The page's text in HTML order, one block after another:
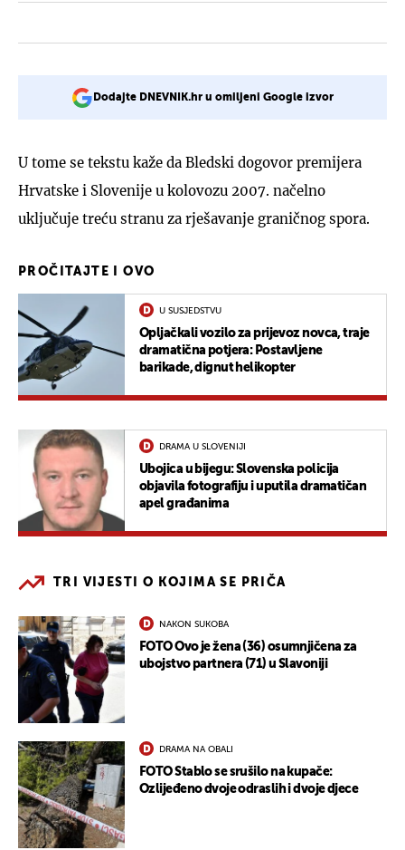
Dodajte DNEVNIK.hr u omiljeni Google izvor
U tome se tekstu kaže da Bledski dogovor premijera
Hrvatske i Slovenije u kolovozu 2007. načelno
uključuje treću stranu za rješavanje graničnog spora.
PROČITAJTE I OVO
U SUSJEDSTVU
Opljačkali vozilo za prijevoz novca, traje
dramatična potjera: Postavljene
barikade, dignut helikopter
DRAMA U SLOVENIJI
Ubojica u bijegu: Slovenska policija
objavila fotografiju i uputila dramatičan
apel građanima
TRI VIJESTI O KOJIMA SE PRIČA
NAKON SUKOBA
FOTO Ovo je žena (36) osumnjičena za
ubojstvo partnera (71) u Slavoniji
DRAMA NA OBALI
FOTO Stablo se srušilo na kupače:
Ozlijeđeno dvoje odraslih i dvoje djece